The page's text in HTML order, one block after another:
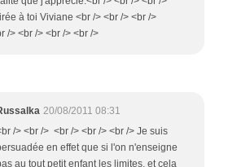
à toi Viviane <br /> <br /> <br />
/> <br /> <br /> <br />
20/08/2011 08:31
/> <br /> <br /> <br /> <br /> Je suis
en effet que si l'on n'enseigne
au tout petit enfant les limites, et cela